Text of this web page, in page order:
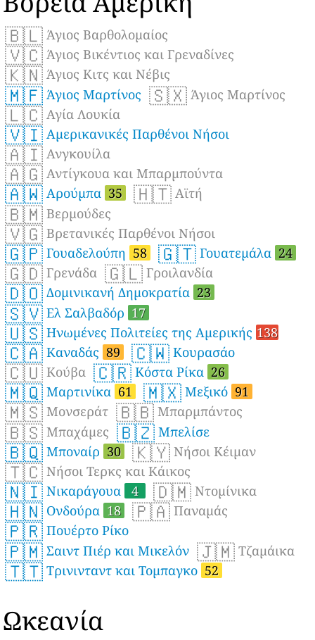
🇧🇱 Άγιος Βαρθολομαίος
🇻🇨 Άγιος Βικέντιος και Γρεναδίνες
🇰🇳 Άγιος Κιτς και Νέβις
🇲🇫 Άγιος Μαρτίνος 🇸🇽 Άγιος Μαρτίνος
🇱🇨 Αγία Λουκία
🇻🇮 Αμερικανικές Παρθένοι Νήσοι
🇦🇮 Ανγκουίλα
🇦🇬 Αντίγκουα και Μπαρμπούντα
🇦🇼 Αρούμπα 35 🇭🇹 Αϊτή
🇧🇲 Βερμούδες
🇻🇬 Βρετανικές Παρθένοι Νήσοι
🇬🇵 Γουαδελούπη 58 🇬🇹 Γουατεμάλα 24
🇬🇩 Γρενάδα 🇬🇱 Γροιλανδία
🇩🇴 Δομινικανή Δημοκρατία 23
🇸🇻 Ελ Σαλβαδόρ 17
🇺🇸 Ηνωμένες Πολιτείες της Αμερικής 138
🇨🇦 Καναδάς 89 🇨🇼 Κουρασάο
🇨🇺 Κούβα 🇨🇷 Κόστα Ρίκα 26
🇲🇶 Μαρτινίκα 61 🇲🇽 Μεξικό 91
🇲🇸 Μονσεράτ 🇧🇧 Μπαρμπάντος
🇧🇸 Μπαχάμες 🇧🇿 Μπελίσε
🇧🇶 Μποναίρ 30 🇰🇾 Νήσοι Κέιμαν
🇹🇨 Νήσοι Τερκς και Κάικος
🇳🇮 Νικαράγουα 4 🇩🇲 Ντομίνικα
🇭🇳 Ονδούρα 18 🇵🇦 Παναμάς
🇵🇷 Πουέρτο Ρίκο
🇵🇲 Σαιντ Πιέρ και Μικελόν 🇯🇲 Τζαμάικα
🇹🇹 Τρινινταντ και Τομπαγκο 52
Ωκεανία